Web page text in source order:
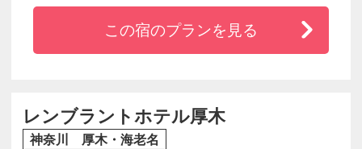
タイルに合ったご利用がいただけます。ビジネ
スやレジャーの際の拠点としても好立地で、本
この宿のプランを見る
レンブラントホテル厚木
神奈川 厚木・海老名